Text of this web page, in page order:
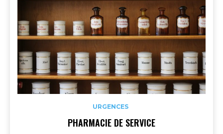
URGENCES
PHARMACIE DE SERVICE